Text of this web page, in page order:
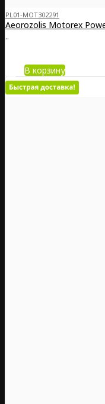
PL01-MOT302291
Aeorozolis Motorex
..
В корзину